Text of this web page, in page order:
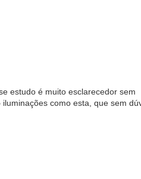
estudo é muito esclarecedor sem
como esta, que sem